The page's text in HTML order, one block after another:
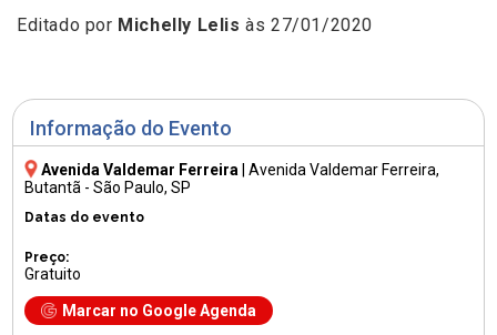
Informação do Evento
Avenida Valdemar Ferreira |Avenida Valdemar Ferreira,
Butantã - São Paulo, SP
Datas do evento
Preço:
Gratuito
Marcar no Google Agenda
Editado por Michelly Lelis às 27/01/2020